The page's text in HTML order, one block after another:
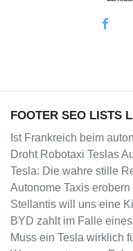
FOOTER SEO LISTS
Ist Frankreich beim
Droht Robotaxi Teslas
Tesla: Die wahre stille
Autonome Taxis erobern
Stellantis will uns eine
BYD zahlt im Falle
Muss ein Tesla wirklich